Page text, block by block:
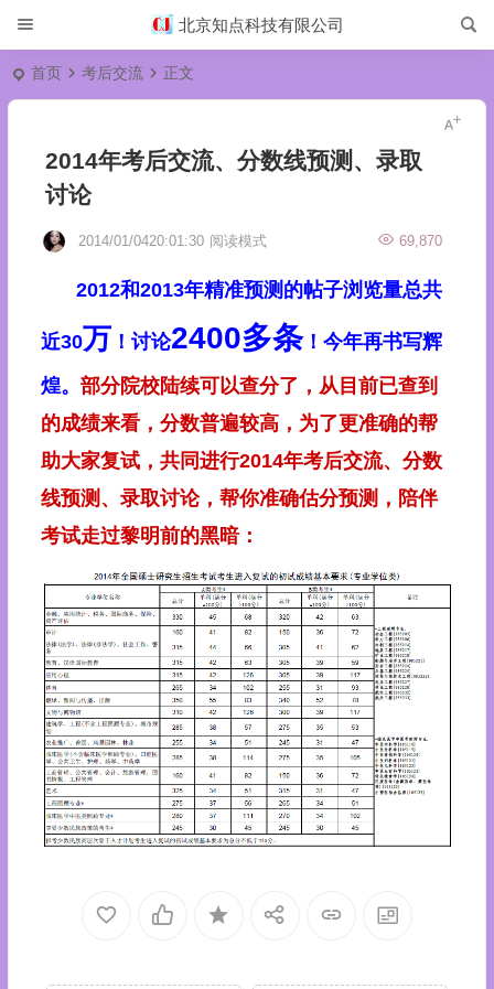
北京知点科技有限公司
首页 考后交流 正文
2014年考后交流、分数线预测、录取
讨论
2014/01/0420:01:30 69,870
阅读模式
2012和2013年精准预测的帖子浏览量总共
近30万 ！讨论2400多条！今年再书写辉
煌。 部分院校陆续可以查分了，从目前已查到
的成绩来看，分数普遍较高，为了更准确的帮
助大家复试，共同进行2014年考后交流、分数
线预测、录取讨论，帮你准确估分预测，陪伴
考试走过黎明前的黑暗：